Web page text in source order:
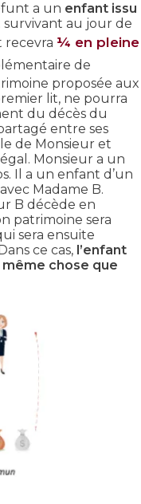
a un enfant issu
survivant au jour de
recevra ¼ en pleine
de
proposée aux
lit, ne pourra
du décès du
entre ses
de Monsieur et
Monsieur a un
Il a un enfant d’un
Madame B.
B décède en
patrimoine sera
sera ensuite
ce cas, l’enfant
même chose que